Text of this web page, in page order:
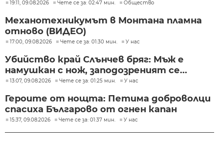
19:11, 09.08.2026 Чете се за: 02:47 мин. Общество
Механотехникумът в Монтана пламна
отново (ВИДЕО)
17:00, 09.08.2026 Чете се за: 01:30 мин. У нас
Убийство край Слънчев бряг: Мъж е
намушкан с нож, заподозреният се...
13:07, 09.08.2026 Чете се за: 01:25 мин. У нас
Героите от нощта: Петима доброволци
спасиха Българово от огнен капан
15:37, 09.08.2026 Чете се за: 01:37 мин. У нас